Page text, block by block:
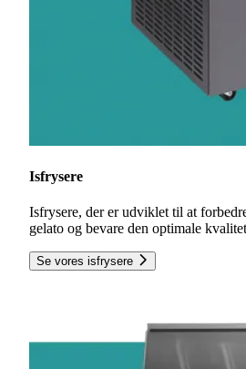
Isfrysere
Isfrysere, der er udviklet til at
gelato og bevare den optimale
Se vores isfrysere